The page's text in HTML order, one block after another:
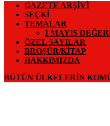
GAZETE ARŞIVI
SEÇKI
TEMALAR
1 MAYIS
ÖZEL SAYILAR
BROŞÜR/KITAP
HAKKIMIZDA
BÜTÜN ÜLKELERIN